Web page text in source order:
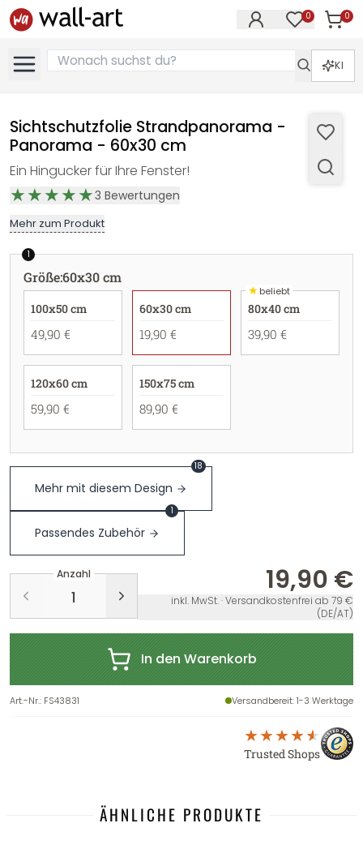
0 0
KI
Sichtschutzfolie Strandpanorama -
Panorama - 60x30 cm
Ein Hingucker für Ihre Fenster!
3 Bewertungen
Mehr zum Produkt
1
Größe:60x30 cm
100x50 cm
49,90 €
60x30 cm
19,90 €
★beliebt
80x40 cm
39,90 €
120x60 cm
59,90 €
150x75 cm
89,90 €
Mehr mit diesem Design
18
Passendes Zubehör
1
Anzahl 19,90 €
inkl. MwSt. · Versandkostenfrei ab 79 €
(DE/AT)
In den Warenkorb
Art.-Nr.: FS43831 Versandbereit: 1-3 Werktage
Trusted Shops
ÄHNLICHE PRODUKTE